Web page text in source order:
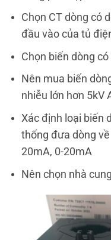
Chọn CT dòng có
đầu vào của tủ
Chọn biến dòng
Nên mua biến
nhiễu lớn hơn 5kV
Xác định loại biến
thống đưa dòng
20mA, 0-20mA
Nên chọn nhà